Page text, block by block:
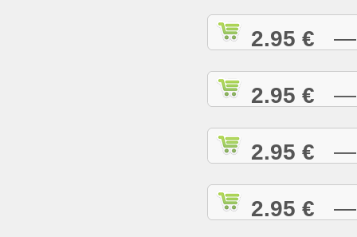
2.95 € —
2.95 € —
2.95 € —
2.95 € —